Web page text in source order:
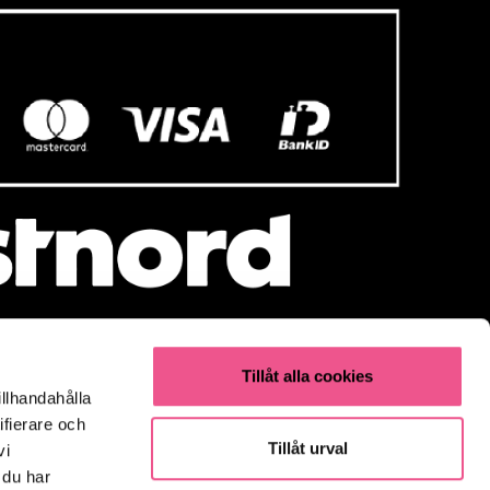
och
har
Tillåt alla cookies
Tillåt urval
Populärt